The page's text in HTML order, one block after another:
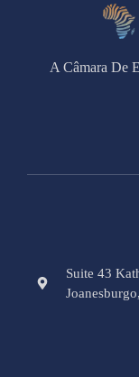
A Câmara De
Suite 43